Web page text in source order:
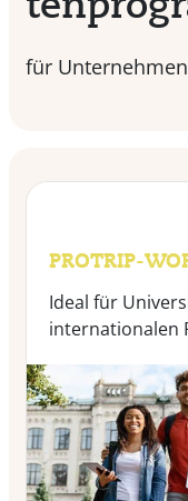
für
PROTRIP-
Ideal für
internationalen